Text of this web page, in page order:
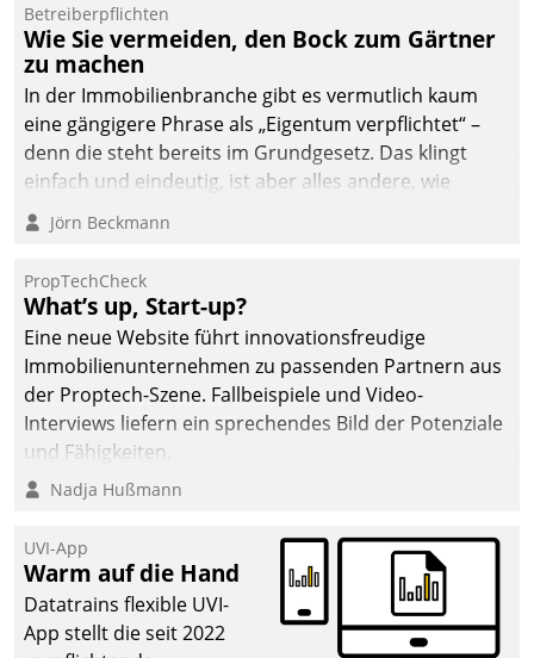
Datatrain ermöglicht
automatisiert ausgelöste,
zielgerichtete
Mieterbefragungen – eine
starke Grundlage für
intelligente,
Entscheidungen.
Betreiberpflichten
Wie Sie vermeiden, den Bock zum Gärtner
zu machen
In der Immobilienbranche gibt es vermutlich kaum
eine gängigere Phrase als „Eigentum verpflichtet“ –
denn die steht bereits im Grundgesetz. Das klingt
einfach und eindeutig, ist aber alles andere, wie
Branchenbeschäftigte wissen. Denn mit der
Verantwortung folgen Verpflichtungen.
Jörn Beckmann
PropTechCheck
What’s up, Start-up?
Eine neue Website führt innovationsfreudige
Immobilienunternehmen zu passenden Partnern aus
der Proptech-Szene. Fallbeispiele und Video-
Interviews liefern ein sprechendes Bild der Potenziale
und Fähigkeiten.
Nadja Hußmann
UVI-App
Warm auf die Hand
Datatrains flexible UVI-
App stellt die seit 2022